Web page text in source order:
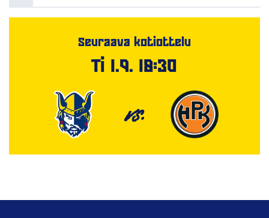
Seuraava kotiottelu
Ti 1.9. 18:30
VS.